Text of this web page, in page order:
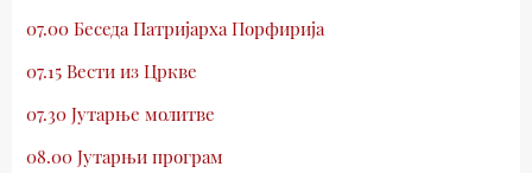
07.00 Беседа Патријарха Порфирија
07.15 Вести из Цркве
07.30 Јутарње молитве
08.00 Јутарњи програм